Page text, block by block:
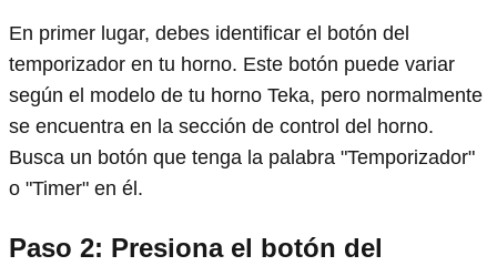
En primer lugar, debes identificar el botón del
temporizador en tu horno. Este botón puede variar
según el modelo de tu horno Teka, pero normalmente
se encuentra en la sección de control del horno.
Busca un botón que tenga la palabra "Temporizador"
o "Timer" en él.
Paso 2: Presiona el botón del